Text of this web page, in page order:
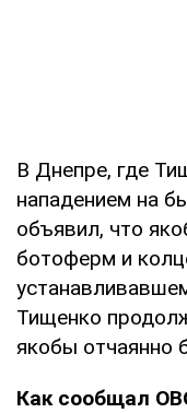
В Днепре, где
нападением на
объявил, что
ботоферм и
Тищенко
якобы отчаянно
Как сообщал